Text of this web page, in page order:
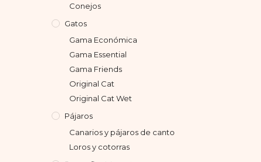
Conejos
Gatos
Gama Económica
Gama Essential
Gama Friends
Original Cat
Original Cat Wet
Pájaros
Canarios y pájaros de canto
Loros y cotorras